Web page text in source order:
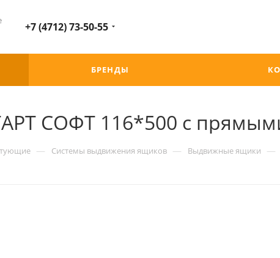
+7 (4712) 73-50-55
БРЕНДЫ
СОФТ 116*500 с
— Системы выдвижения ящиков — Выдвижные ящики —